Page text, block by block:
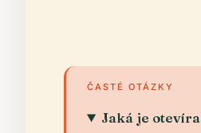
ČASTÉ OTÁZKY
Jaká je